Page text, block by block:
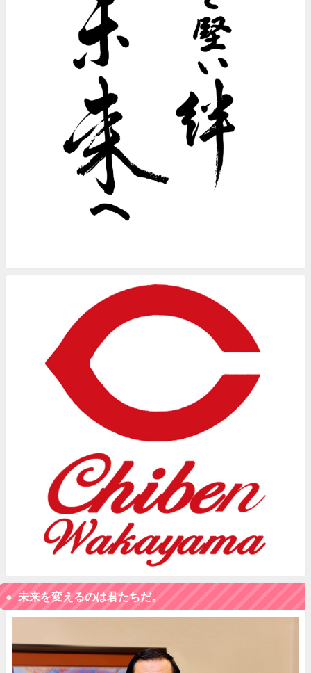
未来を変えるのは君たちだ。